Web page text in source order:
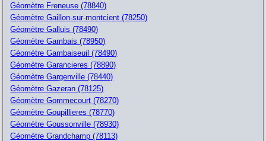
Géomètre Freneuse (78840)
Géomètre Gaillon-sur-montcient (78250)
Géomètre Galluis (78490)
Géomètre Gambais (78950)
Géomètre Gambaiseuil (78490)
Géomètre Garancieres (78890)
Géomètre Gargenville (78440)
Géomètre Gazeran (78125)
Géomètre Gommecourt (78270)
Géomètre Goupillieres (78770)
Géomètre Goussonville (78930)
Géomètre Grandchamp (78113)